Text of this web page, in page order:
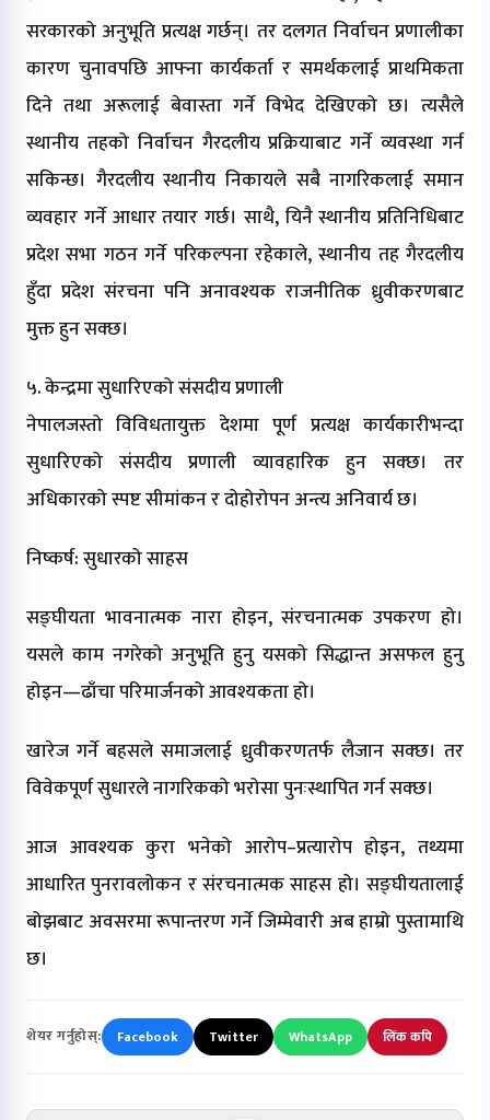
सरकारको अनुभूति प्रत्यक्ष गर्छन्। तर दलगत निर्वाचन प्रणालीका
कारण चुनावपछि आफ्ना कार्यकर्ता र समर्थकलाई प्राथमिकता
दिने तथा अरूलाई बेवास्ता गर्ने विभेद देखिएको छ। त्यसैले
स्थानीय तहको निर्वाचन गैरदलीय प्रक्रियाबाट गर्ने व्यवस्था गर्न
सकिन्छ। गैरदलीय स्थानीय निकायले सबै नागरिकलाई समान
व्यवहार गर्ने आधार तयार गर्छ। साथै, यिनै स्थानीय प्रतिनिधिबाट
प्रदेश सभा गठन गर्ने परिकल्पना रहेकाले, स्थानीय तह गैरदलीय
हुँदा प्रदेश संरचना पनि अनावश्यक राजनीतिक ध्रुवीकरणबाट
मुक्त हुन सक्छ।
५. केन्द्रमा सुधारिएको संसदीय प्रणाली
नेपालजस्तो विविधतायुक्त देशमा पूर्ण प्रत्यक्ष कार्यकारीभन्दा
सुधारिएको संसदीय प्रणाली व्यावहारिक हुन सक्छ। तर
अधिकारको स्पष्ट सीमांकन र दोहोरोपन अन्त्य अनिवार्य छ।
निष्कर्ष: सुधारको साहस
सङ्घीयता भावनात्मक नारा होइन, संरचनात्मक उपकरण हो।
यसले काम नगरेको अनुभूति हुनु यसको सिद्धान्त असफल हुनु
होइन—ढाँचा परिमार्जनको आवश्यकता हो।
खारेज गर्ने बहसले समाजलाई ध्रुवीकरणतर्फ लैजान सक्छ। तर
विवेकपूर्ण सुधारले नागरिकको भरोसा पुनःस्थापित गर्न सक्छ।
आज आवश्यक कुरा भनेको आरोप–प्रत्यारोप होइन, तथ्यमा
आधारित पुनरावलोकन र संरचनात्मक साहस हो। सङ्घीयतालाई
बोझबाट अवसरमा रूपान्तरण गर्ने जिम्मेवारी अब हाम्रो पुस्तामाथि
छ।
शेयर गर्नुहोस्: Facebook Twitter WhatsApp लिंक कपि